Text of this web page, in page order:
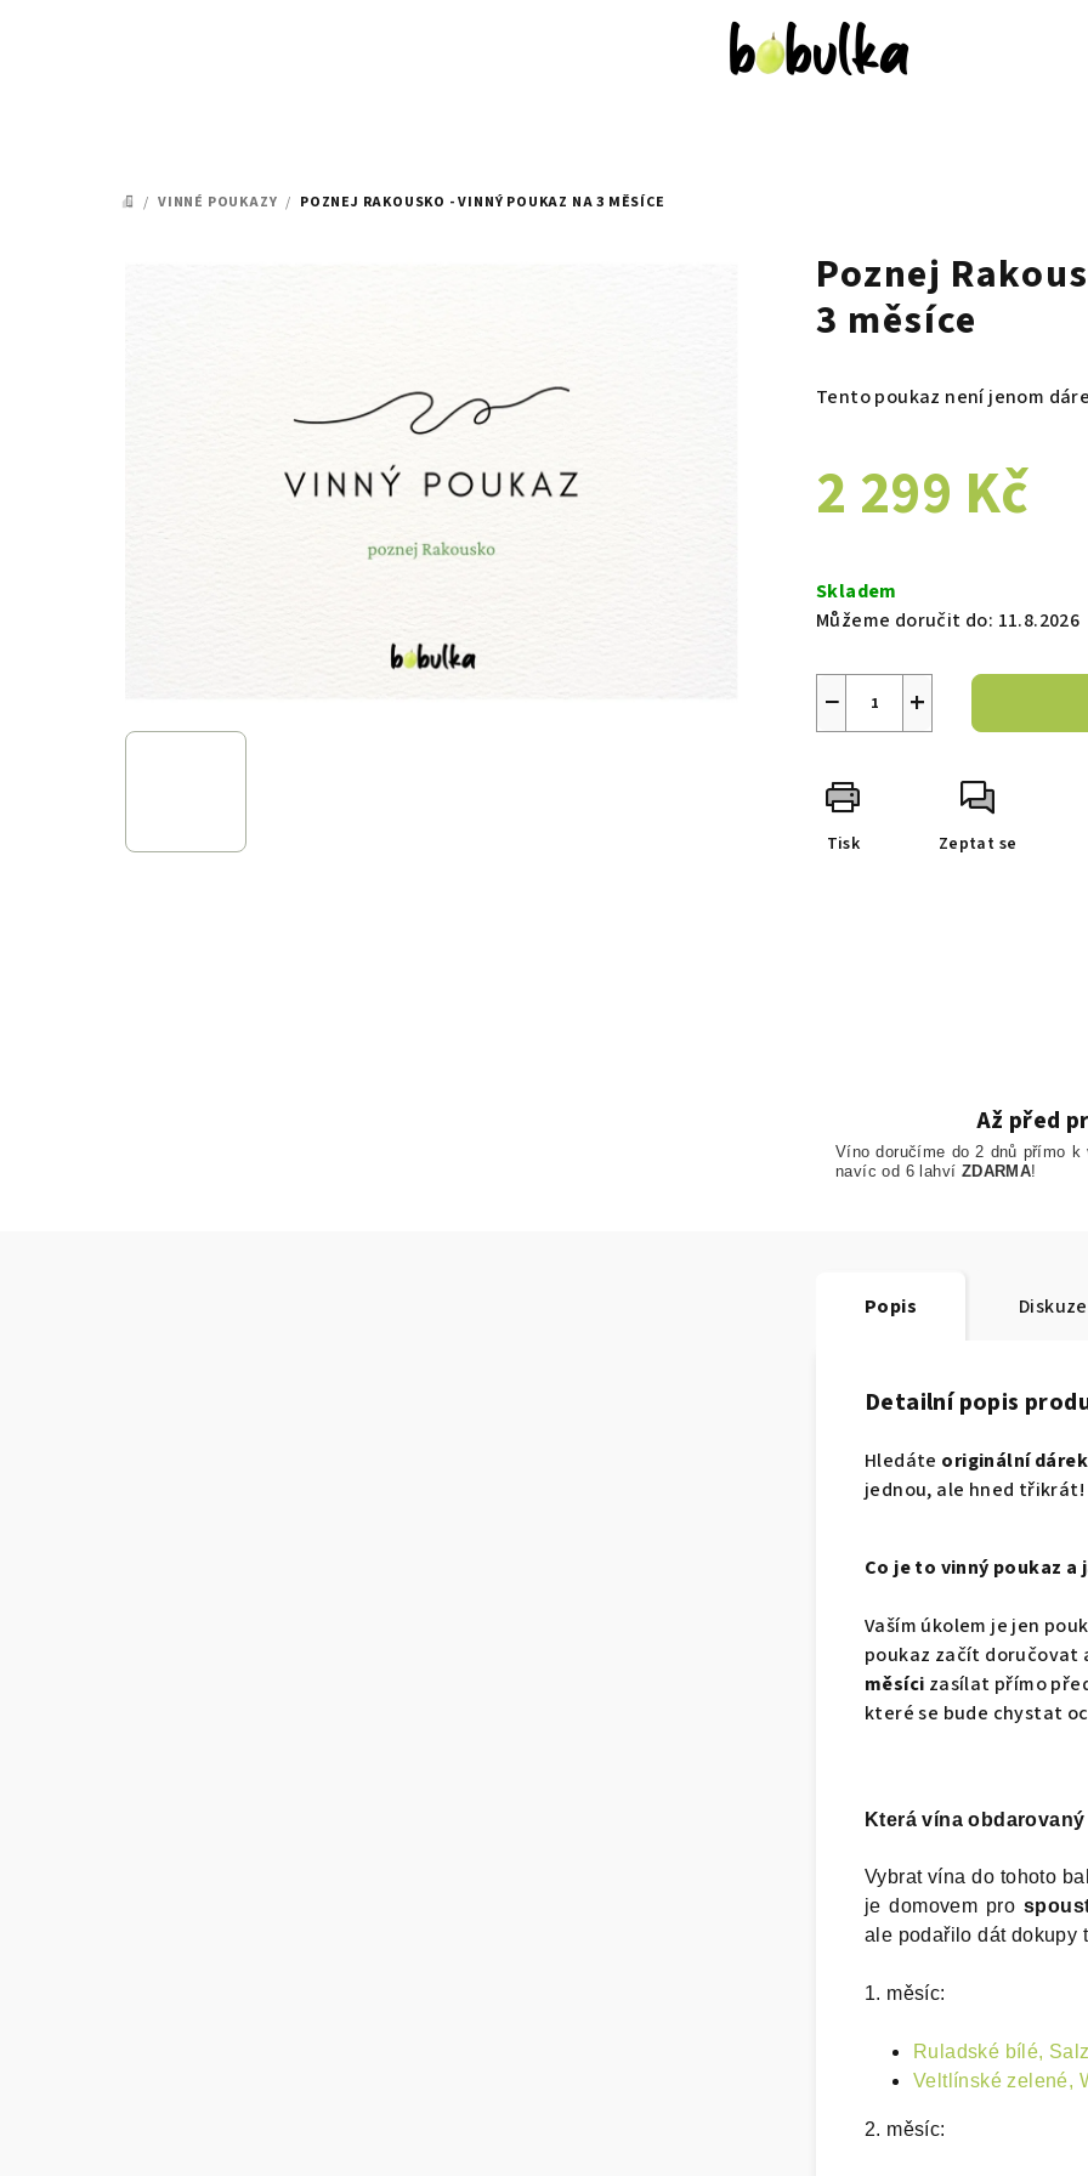
DOMŮ
/ VINNÉ POUKAZY / POZNEJ RAKOUSKO - VINNÝ POUKAZ NA 3 MĚSÍCE
Poznej
3 měsíce
Tento poukaz není jenom
2 299 Kč
cena:
Skladem
Můžeme doručit do: 11.8.2026
+
−
Tisk Zeptat se
Až před
Víno doručíme do 2 dnů přímo k
navíc od 6 lahví ZDARMA!
Popis Diskuze
Detailní popis
Hledáte originální dárek
jednou, ale hned třikrát!
Co je to vinný poukaz a
Vaším úkolem je jen
poukaz začít doručovat
měsíci zasílat přímo
které se bude chystat
Která vína
Vybrat vína do tohoto
je domovem pro
ale podařilo dát dokupy
1. měsíc:
Ruladské bílé, Salzl
Veltlínské zelené,
2. měsíc: